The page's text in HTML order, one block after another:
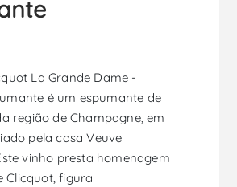
La Grande Dame -
é um espumante de
região de Champagne, em
pela casa Veuve
vinho presta homenagem
Clicquot, figura